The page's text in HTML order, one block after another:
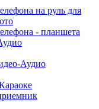
на руль для
- планшета
Аудио